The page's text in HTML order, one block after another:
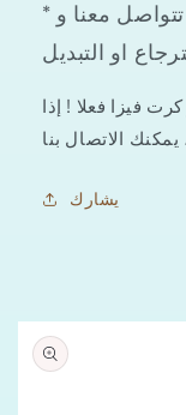
* ضمان اي مشكلة في منتجاتنا ممكن تتواصل معنا و
او التبديل
فيزا فعلا ! إذا
يشارك